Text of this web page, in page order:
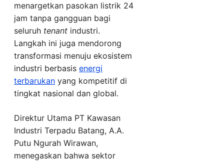
menargetkan pasokan listrik 24
jam tanpa gangguan bagi
seluruh tenant industri.
Langkah ini juga mendorong
transformasi menuju ekosistem
industri berbasis energi
terbarukan yang kompetitif di
tingkat nasional dan global.
Direktur Utama PT Kawasan
Industri Terpadu Batang, A.A.
Putu Ngurah Wirawan,
menegaskan bahwa sektor